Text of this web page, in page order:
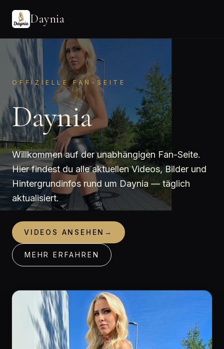
Daynia
OFFIZIELLE FAN-SEITE
Daynia
Willkommen auf der unabhängigen Fan-Seite.
Hier findest du alle aktuellen Videos, Bilder und
Hintergrundinfos rund um Daynia — täglich
aktualisiert.
VIDEOS ANSEHEN →
MEHR ERFAHREN